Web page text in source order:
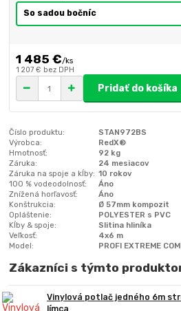
1 485 €/ks
1 207 € bez DPH
Pridať do košíka
Číslo produktu:
STAN972BS
Výrobca:
RedX®
Hmotnosť:
92 kg
Záruka:
24 mesiacov
Záruka na spoje a kĺby: 10 rokov
100 % vodeodolnosť:
Áno
Znížená horľavosť:
Áno
Konštrukcia:
Ø 57mm kompozit
Opláštenie:
POLYESTER s PVC
Kĺby & spoje:
Slitina hliníka
Veľkosť:
4x6 m
Model:
PROFI EXTREME
Zákazníci s týmto
Vinylová potlač jedného 6m
límca